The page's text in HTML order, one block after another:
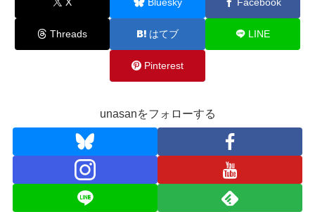
Threads はてブ LINE
Pinterest
unasanをフォローする